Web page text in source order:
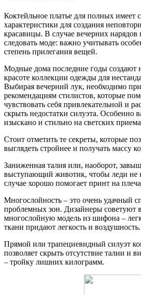
Коктейльное платье для полных имеет
характеристики для создания
красавицы. В случае вечерних нарядов
следовать моде: важно учитывать
степень прилегания вещей.
Модные дома последние годы создают
красоте коллекции одежды для
Выбирая вечерний лук, необходимо
рекомендациям стилистов, которые
чувствовать себя привлекательной и
скрыть недостатки силуэта. Особенно
изыскано и стильно на светских
Стоит отметить те секреты, которые
выглядеть стройнее и получать массу
Заниженная талия или, наоборот,
выступающий животик, чтобы леди не
случае хорошо помогает принт на
Многослойность – это очень удачный
проблемных зон. Дизайнеры советуют
многослойную модель из шифона –
ткани придают легкость и воздушность.
Прямой или трапециевидный силуэт
позволяет скрыть отсутствие талии и
– тройку лишних килограмм.